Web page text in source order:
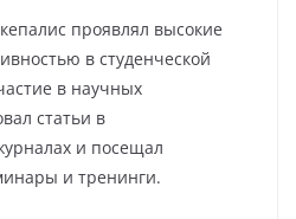
проявлял высокие
в студенческой
в научных
статьи в
и посещал
и тренинги.